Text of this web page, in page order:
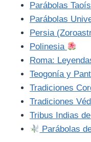
Parábolas
Parábolas
Persia
Polinesia
Roma:
Teogonía y
Tradiciones
Tradiciones
Tribus Indias
Parábolas